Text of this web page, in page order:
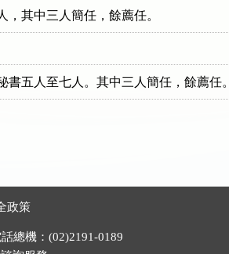
，其中三人簡任，餘薦任。
書五人至七人。其中三人簡任，餘薦任。
政策
總機：(02)2191-0189